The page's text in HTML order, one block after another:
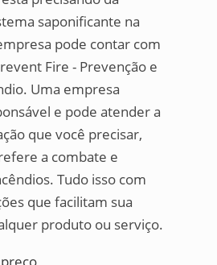
saponificante na
pode contar com
Fire - Prevenção e
Uma empresa
e pode atender a
que você precisar,
a combate e
Tudo isso com
que facilitam sua
produto ou serviço.